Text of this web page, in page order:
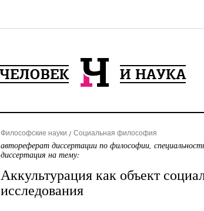
Философские науки Социальная философия
автореферат диссертации по философии,
диссертация на тему:
Аккультурация как объект
исследования